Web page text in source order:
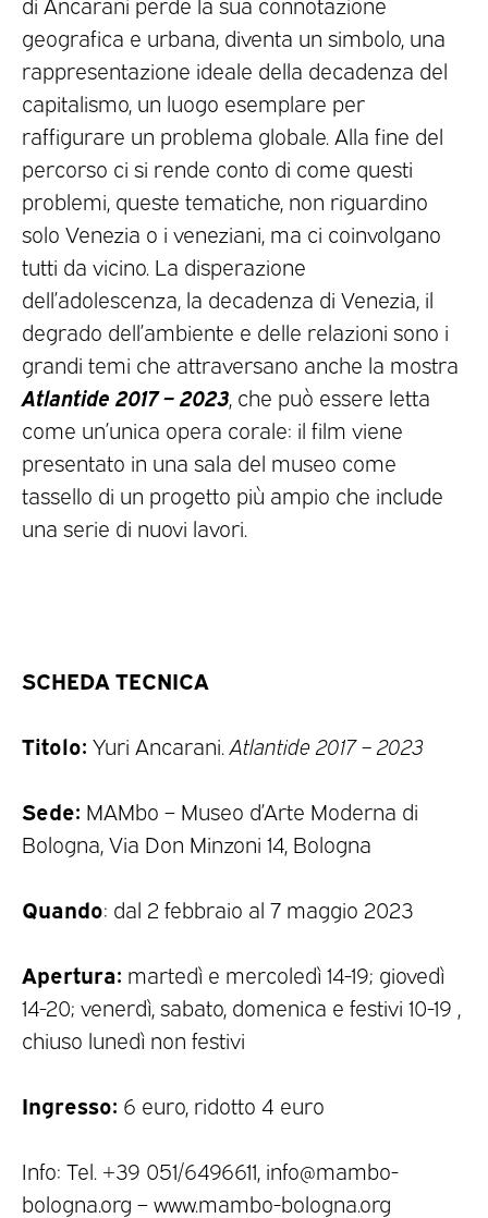
geografica e urbana, diventa un simbolo, una
rappresentazione ideale della decadenza del
capitalismo, un luogo esemplare per
raffigurare un problema globale. Alla fine del
percorso ci si rende conto di come questi
problemi, queste tematiche, non riguardino
solo Venezia o i veneziani, ma ci coinvolgano
tutti da vicino. La disperazione
dell’adolescenza, la decadenza di Venezia, il
degrado dell’ambiente e delle relazioni sono i
grandi temi che attraversano anche la mostra
Atlantide 2017 – 2023 , che può essere letta
come un’unica opera corale: il film viene
presentato in una sala del museo come
tassello di un progetto più ampio che include
una serie di nuovi lavori.
SCHEDA TECNICA
Titolo: Yuri Ancarani. Atlantide 2017 – 2023
Sede: MAMbo – Museo d’Arte Moderna di
Bologna, Via Don Minzoni 14, Bologna
Quando: dal 2 febbraio al 7 maggio 2023
Apertura: martedì e mercoledì 14-19; giovedì
14-20; venerdì, sabato, domenica e festivi 10-19 ,
chiuso lunedì non festivi
Ingresso: 6 euro, ridotto 4 euro
Info: Tel. +39 051/6496611, info@mambo-
bologna.org – www.mambo-bologna.org